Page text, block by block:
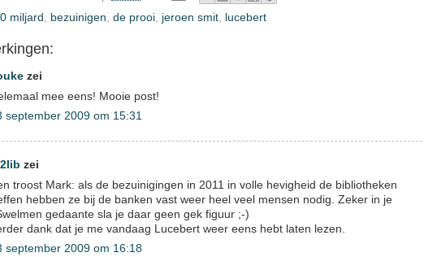
miljard , bezuinigen, de prooi, jeroen smit, lucebert
zei
mee eens! Mooie post!
september 2009 om 15:31
zei
troost Mark: als de bezuinigingen in 2011 in volle hevigheid de bibliotheken
hebben ze bij de banken vast weer heel veel mensen nodig. Zeker in je
gedaante sla je daar geen gek figuur ;-)
dank dat je me vandaag Lucebert weer eens hebt laten lezen.
september 2009 om 16:18